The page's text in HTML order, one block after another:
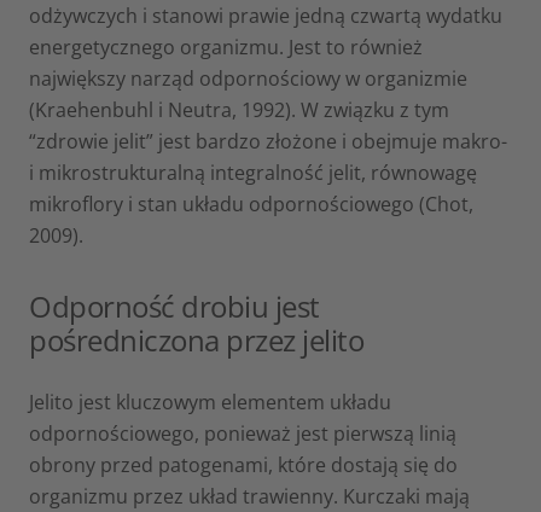
odżywczych i stanowi prawie jedną czwartą wydatku
energetycznego organizmu. Jest to również
największy narząd odpornościowy w organizmie
(Kraehenbuhl i Neutra, 1992). W związku z tym
“zdrowie jelit” jest bardzo złożone i obejmuje makro-
i mikrostrukturalną integralność jelit, równowagę
mikroflory i stan układu odpornościowego (Chot,
2009).
Odporność drobiu jest
pośredniczona przez jelito
Jelito jest kluczowym elementem układu
odpornościowego, ponieważ jest pierwszą linią
obrony przed patogenami, które dostają się do
organizmu przez układ trawienny. Kurczaki mają